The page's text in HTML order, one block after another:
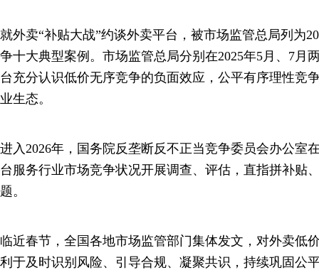
就外卖“补贴大战”约谈外卖平台，被市场监管总局列为
争十大典型案例。市场监管总局分别在2025年5月、7月
台充分认识低价无序竞争的负面效应，公平有序理性竞
业生态。
进入2026年，国务院反垄断反不正当竞争委员会办公室
台服务行业市场竞争状况开展调查、评估，直指拼补贴
题。
临近春节，全国各地市场监管部门集体发文，对外卖低
利于及时识别风险、引导合规、凝聚共识，持续巩固公